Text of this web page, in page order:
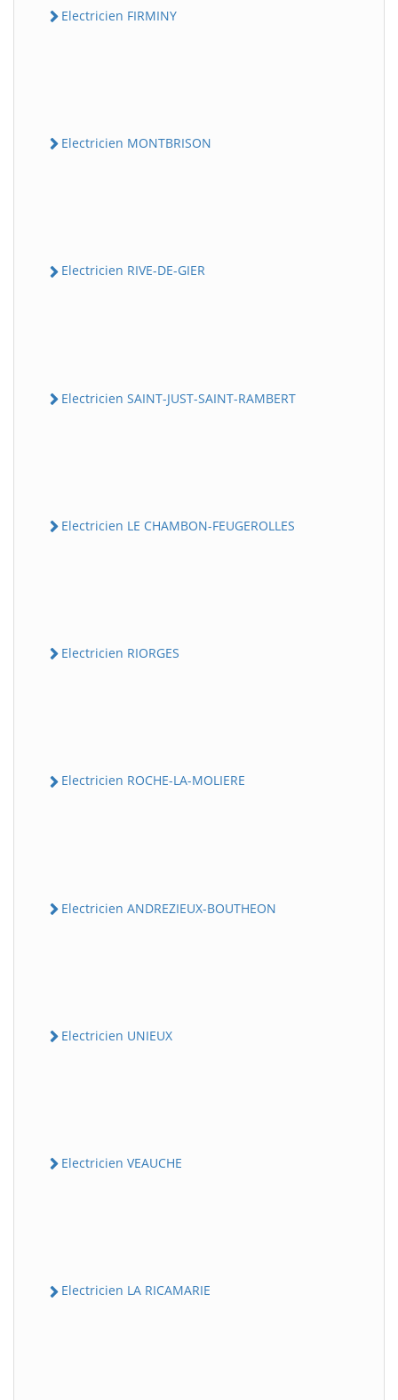
Electricien FIRMINY
Electricien MONTBRISON
Electricien RIVE-DE-GIER
Electricien SAINT-JUST-SAINT-RAMBERT
Electricien LE CHAMBON-FEUGEROLLES
Electricien RIORGES
Electricien ROCHE-LA-MOLIERE
Electricien ANDREZIEUX-BOUTHEON
Electricien UNIEUX
Electricien VEAUCHE
Electricien LA RICAMARIE